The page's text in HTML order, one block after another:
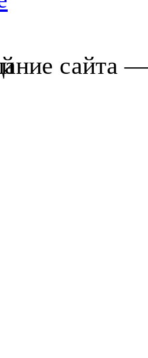
сайта